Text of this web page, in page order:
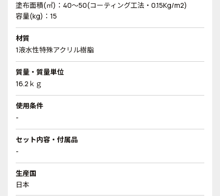
塗布面積(㎡)：40～50(コーティング工法・0.15Kg/m2)
容量(kg)：15
材質
1液水性特殊アクリル樹脂
質量・質量単位
16.2ｋｇ
使用条件
-
セット内容・付属品
-
生産国
日本